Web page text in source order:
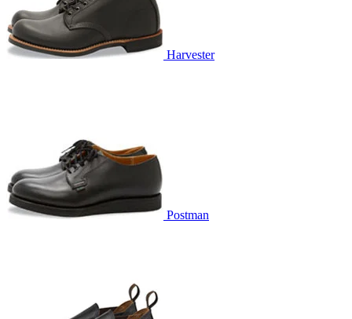
Harvester
Postman